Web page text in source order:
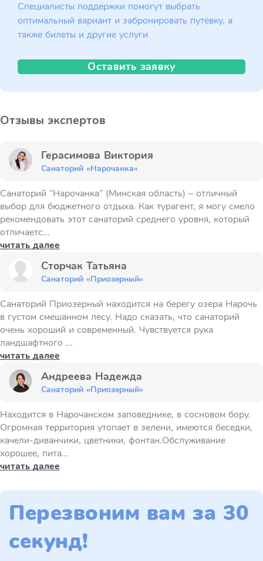
Специалисты поддержки помогут выбрать
оптимальный вариант и забронировать путёвку, а
также билеты и другие услуги
Оставить заявку
Отзывы экспертов
Герасимова Виктория
Санаторий «Нарочанка»
Санаторий “Нарочанка” (Минская область) – отличный
выбор для бюджетного отдыха. Как турагент, я могу смело
рекомендовать этот санаторий среднего уровня, который
отличаетс...
читать далее
Сторчак Татьяна
Санаторий «Приозерный»
Санаторий Приозерный находится на берегу озера Нарочь
в густом смешанном лесу. Надо сказать, что санаторий
очень хороший и современный. Чувствуется рука
ландшафтного ...
читать далее
Андреева Надежда
Санаторий «Приозерный»
Находится в Нарочанском заповеднике, в сосновом бору.
Огромная территория утопает в зелени, имеются беседки,
качели-диванчики, цветники, фонтан.Обслуживание
хорошее, пита...
читать далее
Перезвоним вам за 30
секунд!